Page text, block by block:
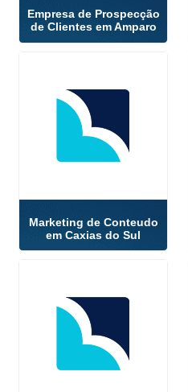
Empresa de Prospecção
de Clientes em Amparo
Marketing de Conteudo
em Caxias do Sul